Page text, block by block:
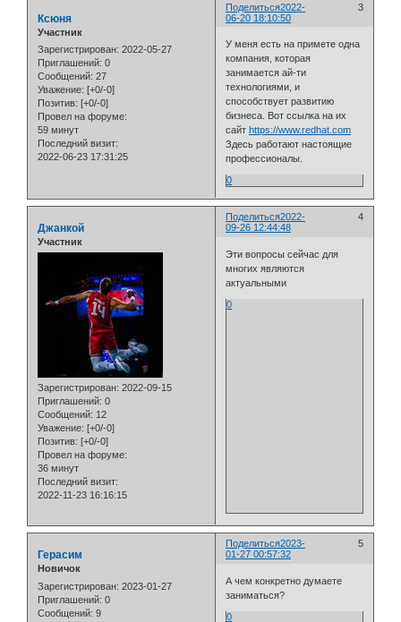
Поделиться 3
2022-
06-20 18:10:50
Ксюня
Участник
Зарегистрирован: 2022-05-27
Приглашений: 0
Сообщений: 27
Уважение: [+0/-0]
Позитив: [+0/-0]
Провел на форуме:
59 минут
Последний визит:
2022-06-23 17:31:25
У меня есть на примете одна
компания, которая
занимается ай-ти
технологиями, и
способствует развитию
бизнеса. Вот ссылка на их
сайтhttps://www.redhat.com
Здесь работают настоящие
профессионалы.
0
Поделиться 4
2022-
09-26 12:44:48
Джанкой
Участник
Зарегистрирован: 2022-09-15
Приглашений: 0
Сообщений: 12
Уважение: [+0/-0]
Позитив: [+0/-0]
Провел на форуме:
36 минут
Последний визит:
2022-11-23 16:16:15
Эти вопросы сейчас для
многих являются
актуальными
0
Поделиться 5
2023-
01-27 00:57:32
Герасим
Новичок
Зарегистрирован: 2023-01-27
Приглашений: 0
Сообщений: 9
А чем конкретно думаете
заниматься?
0